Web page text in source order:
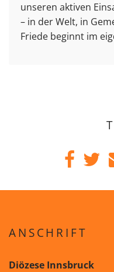
unseren aktiven
– in der Welt, in
Friede beginnt im
ANSCHRIFT
Diözese Innsbruck